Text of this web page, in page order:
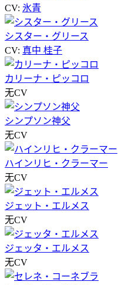
CV: 氷青
シスター・グリース
CV: 真中 桂子
カリーナ・ピッコロ
无CV
シンプソン神父
无CV
ハインリヒ・クラーマー
无CV
ジェット・エルメス
无CV
ジェッタ・エルメス
无CV